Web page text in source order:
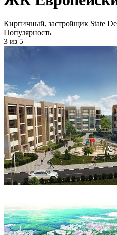
Кирпичный, застройщик State
Популярность
3 из 5